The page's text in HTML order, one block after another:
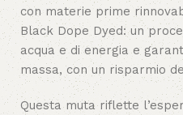
con materie prime
Black Dope Dyed: un
acqua e di energia e
massa, con un risparmio
Questa muta riflette